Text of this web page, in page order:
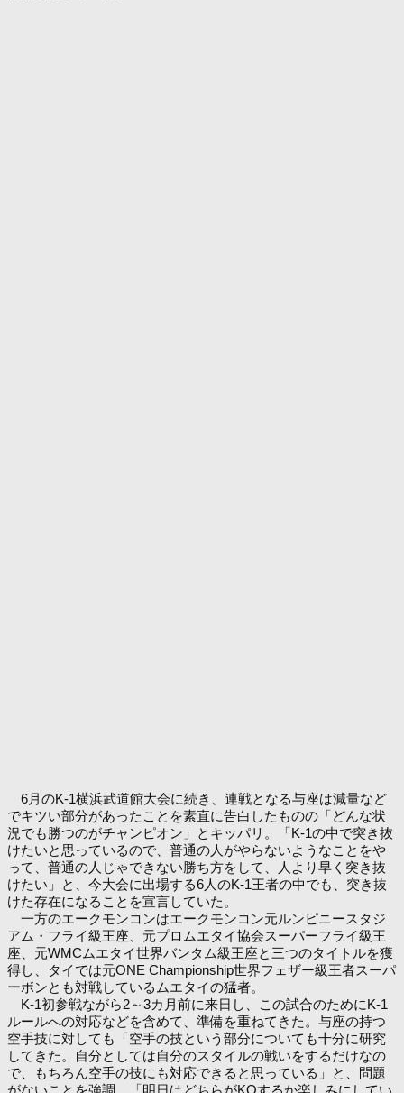
6月のK-1横浜武道館大会に続き、連戦となる与座は減量など
でキツい部分があったことを素直に告白したものの「どんな状
況でも勝つのがチャンピオン」とキッパリ。「K-1の中で突き抜
けたいと思っているので、普通の人がやらないようなことをや
って、普通の人じゃできない勝ち方をして、人より早く突き抜
けたい」と、今大会に出場する6人のK-1王者の中でも、突き抜
けた存在になることを宣言していた。
一方のエークモンコンはエークモンコン元ルンピニースタジ
アム・フライ級王座、元プロムエタイ協会スーパーフライ級王
座、元WMCムエタイ世界バンタム級王座と三つのタイトルを獲
得し、タイでは元ONE Championship世界フェザー級王者スーパ
ーボンとも対戦しているムエタイの猛者。
K-1初参戦ながら2～3カ月前に来日し、この試合のためにK-1
ルールへの対応などを含めて、準備を重ねてきた。与座の持つ
空手技に対しても「空手の技という部分についても十分に研究
してきた。自分としては自分のスタイルの戦いをするだけなの
で、もちろん空手の技にも対応できると思っている」と、問題